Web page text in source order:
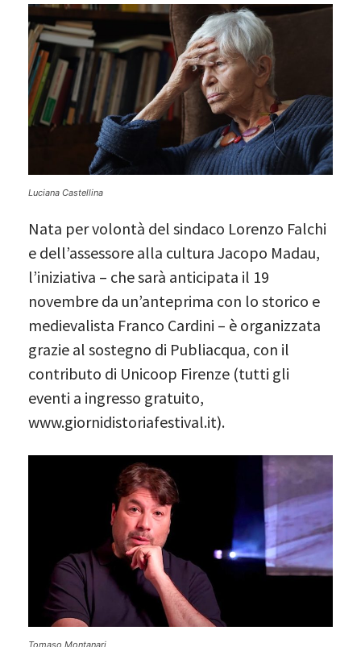
Luciana Castellina
Nata per volontà del sindaco Lorenzo Falchi
e dell’assessore alla cultura Jacopo Madau,
l’iniziativa – che sarà anticipata il 19
novembre da un’anteprima con lo storico e
medievalista Franco Cardini – è organizzata
grazie al sostegno di Publiacqua, con il
contributo di Unicoop Firenze (tutti gli
eventi a ingresso gratuito,
www.giornidistoriafestival.it).
Tomaso Montanari